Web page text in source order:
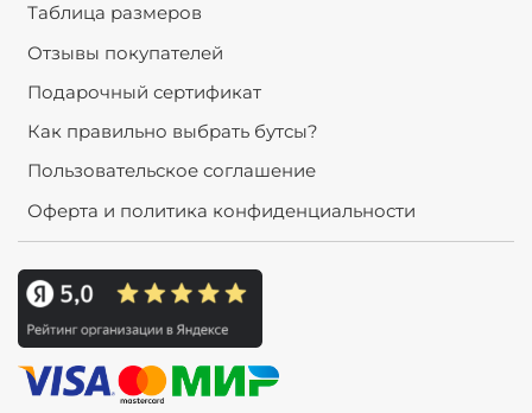
Таблица размеров
Отзывы покупателей
Подарочный сертификат
Как правильно выбрать бутсы?
Пользовательское соглашение
Оферта и политика конфиденциальности